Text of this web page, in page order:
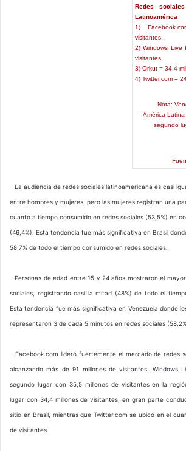
Redes
Latinoamérica
1)
visitantes.
2) Windows Live
visitantes.
3) Orkut = 34,4
4) Twitter.com =
Nota:
América
segundo
– La audiencia de redes sociales latinoamericana es casi
entre hombres y mujeres, pero las mujeres registran una
cuanto a tiempo consumido en redes sociales (53,5%) en
(46,4%). Esta tendencia fue más significativa en Brasil
58,7% de todo el tiempo consumido en redes sociales.
– Personas de edad entre 15 y 24 años mostraron el
sociales, registrando casi la mitad (48%) de todo el
Esta tendencia fue más significativa en Venezuela donde
representaron 3 de cada 5 minutos en redes sociales
– Facebook.com lideró fuertemente el mercado de redes
alcanzando más de 91 millones de visitantes. Windows
segundo lugar con 35,5 millones de visitantes en la
lugar con 34,4 millones de visitantes, en gran parte
sitio en Brasil, mientras que Twitter.com se ubicó en el
de visitantes.